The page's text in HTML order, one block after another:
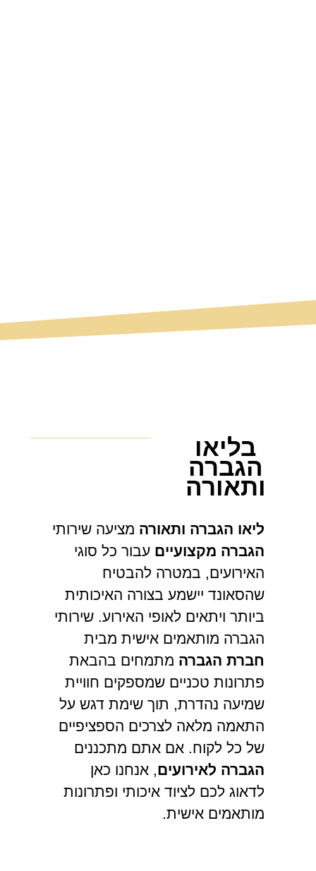
בליאו
הגברה
ותאורה
ליאו הגברה ותאורה מציעה שירותי
הגברה מקצועיים עבור כל סוגי
האירועים, במטרה להבטיח
שהסאונד יישמע בצורה האיכותית
ביותר ויתאים לאופי האירוע. שירותי
הגברה מותאמים אישית מבית
חברת הגברה מתמחים בהבאת
פתרונות טכניים שמספקים חוויית
שמיעה נהדרת, תוך שימת דגש על
התאמה מלאה לצרכים הספציפיים
של כל לקוח. אם אתם מתכננים
הגברה לאירועים, אנחנו כאן
לדאוג לכם לציוד איכותי ופתרונות
מותאמים אישית.